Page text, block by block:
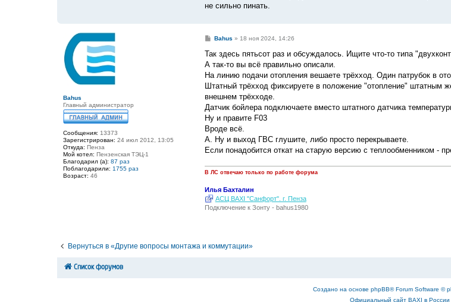
не сильно пинать.
Bahus
Главный администратор
Сообщения: 13373
Зарегистрирован: 24 июл 2012, 13:05
Откуда: Пенза
Мой котел: Пензенская ТЭЦ-1
Благодарил (а): 87 раз
Поблагодарили: 1755 раз
Возраст: 46
С
о
щ
е
и
е
Bahus » 18 ноя 2024, 14:26
Так здесь пятьсот раз и обсуждалось. Ищите что-то типа
А так-то вы всё правильно описали.
На линию подачи отопления вешаете трёхход. Один патрубок в
Штатный трёхход фиксируете в положение "отопление" штатным
внешнем трёхходе.
Датчик бойлера подключаете вместо штатного датчика
Ну и правите F03
Вроде всё.
А. Ну и выход ГВС глушите, либо просто перекрываете.
Если понадобится откат на старую версию с теплообменником -
В ЛС отвечаю только по работе форума
Илья Бахталин
АСЦ BAXI "Санфорт". г. Пенза
Подключение к Зонту - bahus1980
Вернуться в «Другие вопросы монтажа и коммутации»
Список форумов
Создано на основе phpBB® Forum Software ©
Официальный сайт BAXI в России